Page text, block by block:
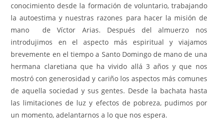
conocimiento desde la formación de voluntario, trabajando
la autoestima y nuestras razones para hacer la misión de
mano de Víctor Arias. Después del almuerzo nos
introdujimos en el aspecto más espiritual y viajamos
brevemente en el tiempo a Santo Domingo de mano de una
hermana claretiana que ha vivido allá 3 años y que nos
mostró con generosidad y cariño los aspectos más comunes
de aquella sociedad y sus gentes. Desde la bachata hasta
las limitaciones de luz y efectos de pobreza, pudimos por
un momento, adelantarnos a lo que nos espera.